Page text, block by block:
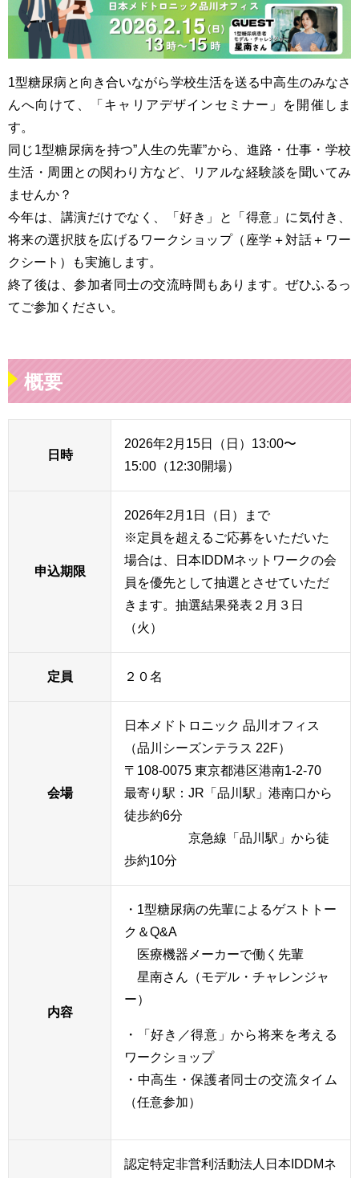
1型糖尿病と向き合いながら学校生活を送る中高生のみなさ
んへ向けて、「キャリアデザインセミナー」を開催しま
す。
同じ1型糖尿病を持つ”人生の先輩”から、進路・仕事・学校
生活・周囲との関わり方など、リアルな経験談を聞いてみ
ませんか？
今年は、講演だけでなく、「好き」と「得意」に気付き、
将来の選択肢を広げるワークショップ（座学＋対話＋ワー
クシート）も実施します。
終了後は、参加者同士の交流時間もあります。ぜひふるっ
てご参加ください。
概要
日時
2026年2月15日（日）13:00〜
15:00（12:30開場）
申込期限
2026年2月1日（日）まで
※定員を超えるご応募をいただいた
場合は、日本IDDMネットワークの会
員を優先として抽選とさせていただ
きます。抽選結果発表２月３日
（火）
定員 ２０名
会場
日本メドトロニック 品川オフィス
（品川シーズンテラス 22F）
〒108-0075 東京都港区港南1-2-70
最寄り駅：JR「品川駅」港南口から
徒歩約6分
京急線「品川駅」から徒
歩約10分
内容
・1型糖尿病の先輩によるゲストトー
ク＆Q&A
医療機器メーカーで働く先輩
星南さん（モデル・チャレンジャ
ー）
・「好き／得意」から将来を考える
ワークショップ
・中高生・保護者同士の交流タイム
（任意参加）
認定特定非営利活動法人日本IDDMネ